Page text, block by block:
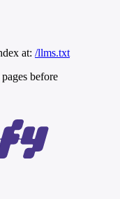
at: /llms.txt
before